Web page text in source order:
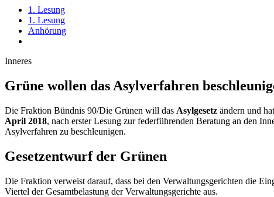
1. Lesung
1. Lesung
Anhörung
Inneres
Grüne wollen das Asylverfahren
Die Fraktion Bündnis 90/Die Grünen will das Asylgesetz ändern und
April 2018, nach erster Lesung zur federführenden Beratung an den
Asylverfahren zu beschleunigen.
Gesetzentwurf der Grünen
Die Fraktion verweist darauf, dass bei den Verwaltungsgerichten die
Viertel der Gesamtbelastung der Verwaltungsgerichte aus.